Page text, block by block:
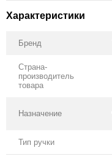
дешевше
Характеристики
Бренд
Страна-
производитель
товара
Назначение
Тип ручки